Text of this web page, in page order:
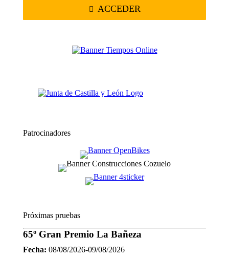
ACCEDER
Patrocinadores
Próximas pruebas
65º Gran Premio La Bañeza
Fecha: 08/08/2026-09/08/2026